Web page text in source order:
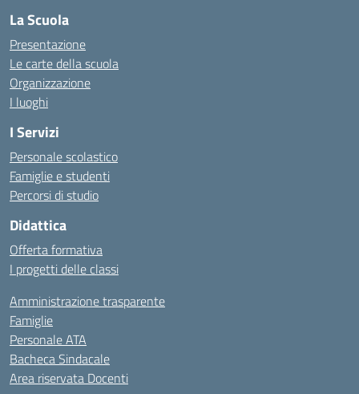
La Scuola
Presentazione
Le carte della scuola
Organizzazione
I luoghi
I Servizi
Personale scolastico
Famiglie e studenti
Percorsi di studio
Didattica
Offerta formativa
I progetti delle classi
Amministrazione trasparente
Famiglie
Personale ATA
Bacheca Sindacale
Area riservata Docenti